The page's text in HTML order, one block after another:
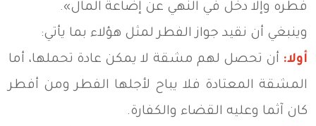
فطره وإلا دخل في النهي عن إضاعة المال».
وينبغي أن نقيد جواز الفطر لمثل هؤلاء بما يأتي:
أولا: أن تحصل لهم مشقة لا يمكن عادة تحملها، أما
المشقة المعتادة فلا يباح لأجلها الفطر ومن أفطر
كان آثما وعليه القضاء والكفارة.